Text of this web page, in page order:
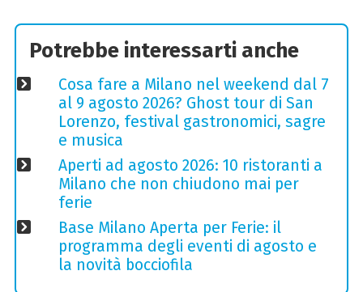
Potrebbe interessarti anche
Cosa fare a Milano nel weekend dal 7
al 9 agosto 2026? Ghost tour di San
Lorenzo, festival gastronomici, sagre
e musica
Aperti ad agosto 2026: 10 ristoranti a
Milano che non chiudono mai per
ferie
Base Milano Aperta per Ferie: il
programma degli eventi di agosto e
la novità bocciofila